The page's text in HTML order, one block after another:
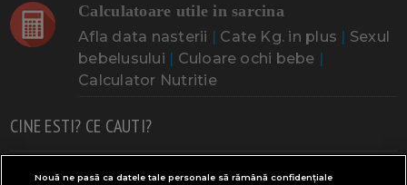
Calculatoare utile in sarcina
Afla data nasterii | Cate Kg. in plus | Sexul
bebelusului | Culoare ochi bebe |
Calculator Nutritie
CINE ESTI? CE CAUTI?
Doresc un copil Adoptia Probleme cu sarcina
Nouă ne pasă ca datele tale personale să rămână confidențiale